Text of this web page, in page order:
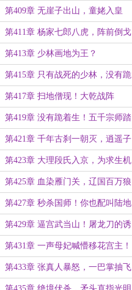
第409章 无崖子出山，童姥入皇
城！
第411章 杨家七郎八虎，阵前倒戈
第413章 少林画地为王？
第415章 只有战死的少林，没有跪
下的佛！
第417章 扫地僧现！大乾战阵
第419章 没有跪着生！五千宗师踏
少林！
第421章 千年古刹一朝灭，逍遥子
现身！
第423章 大理段氏入京，为求生机
灭佛心！
第425章 血染雁门关，辽国百万狼
骑！
第427章 秒杀国师！你也配叫陆地
神仙？
第429章 逼宫武当山！屠龙刀的诱
惑！
第431章 一声母妃喊懵移花宫主！
第433章 张真人暴怒，一巴掌抽飞
灭绝！